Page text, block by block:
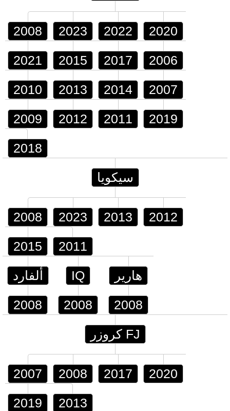
2008 2023 2022 2020
2021 2015 2017 2006
2010 2013 2014 2007
2009 2012 2011 2019
2018
سيكويا
2008 2023 2013 2012
2015 2011
ألفارد
2008
IQ
2008
هارير
2008
FJ كروزر
2007 2008 2017 2020
2019 2013